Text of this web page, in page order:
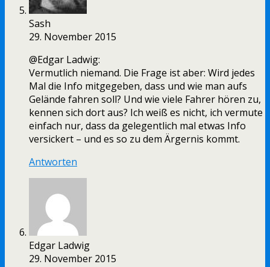
Sash
29. November 2015
@Edgar Ladwig:
Vermutlich niemand. Die Frage ist aber: Wird jedes
Mal die Info mitgegeben, dass und wie man aufs
Gelände fahren soll? Und wie viele Fahrer hören zu,
kennen sich dort aus? Ich weiß es nicht, ich vermute
einfach nur, dass da gelegentlich mal etwas Info
versickert – und es so zu dem Ärgernis kommt.
Antworten
Edgar Ladwig
29. November 2015